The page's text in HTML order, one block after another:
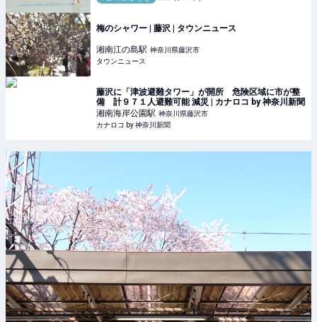
梅のシャワー | 藤沢 | タウンニュース
湘南江の島駅 神奈川県藤沢市
タウンニュース
藤沢に「津波避難タワー」が開所 危険区域に市が整
備 計９７１人避難可能 減災 | カナロコ by 神奈川新聞
湘南海岸公園駅 神奈川県藤沢市
カナロコ by 神奈川新聞